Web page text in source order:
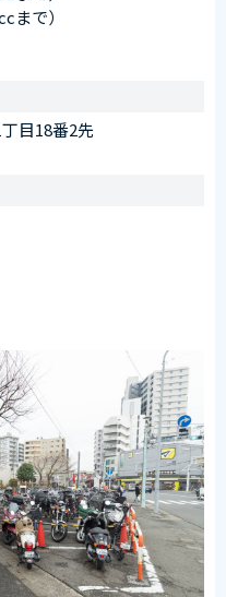
まで）
前１丁目１８番２先）
目18番2先